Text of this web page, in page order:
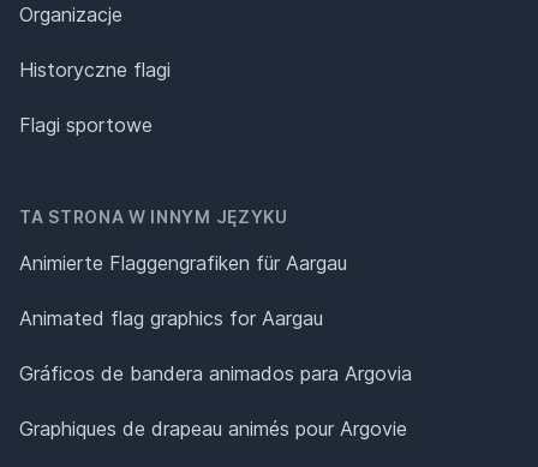
Organizacje
Historyczne flagi
Flagi sportowe
TA STRONA W INNYM JĘZYKU
Animierte Flaggengrafiken für Aargau
Animated flag graphics for Aargau
Gráficos de bandera animados para Argovia
Graphiques de drapeau animés pour Argovie